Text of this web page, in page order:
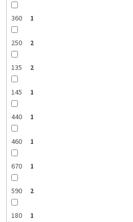
360 1
250 2
135 2
145 1
440 1
460 1
670 1
590 2
180 1